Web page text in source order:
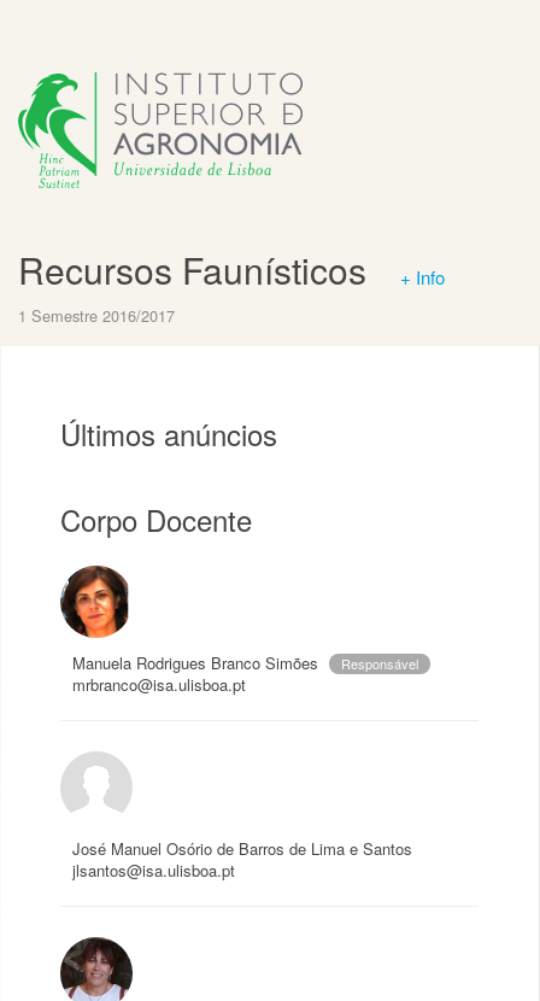
Recursos Faunísticos + Info
1 Semestre 2016/2017
Últimos anúncios
Corpo Docente
Manuela Rodrigues Branco Simões Responsável
mrbranco@isa.ulisboa.pt
José Manuel Osório de Barros de Lima e Santos
jlsantos@isa.ulisboa.pt